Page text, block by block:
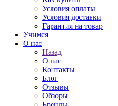
Условия оплаты
Условия доставки
Гарантия на товар
Учимся
О нас
Назад
О нас
Контакты
Блог
Отзывы
Обзоры
Бренды